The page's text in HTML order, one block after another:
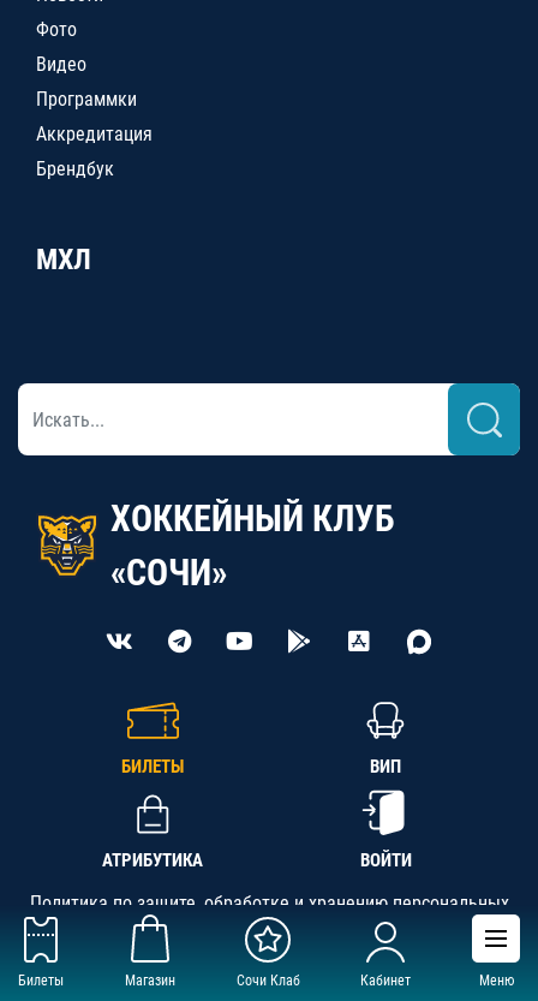
Билеты Магазин Сочи Клаб Кабинет Меню
Фото
Видео
Программки
Аккредитация
Брендбук
МХЛ
ХОККЕЙНЫЙ КЛУБ
«СОЧИ»
БИЛЕТЫ ВИП
АТРИБУТИКА ВОЙТИ
Политика по защите, обработке и хранению персональных
данных
АНО «СК «Кубань-Регион», ОГРН 1142300002349,